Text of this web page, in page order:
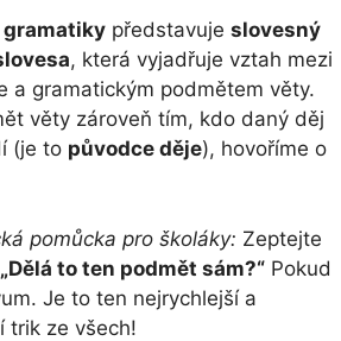
gramatiky představuje slovesný
, která vyjadřuje vztah mezi
a gramatickým podmětem věty.
věty zároveň tím, kdo daný děj
(je to původce děje), hovoříme o
pomůcka pro školáky: Zeptejte
„Dělá to ten podmět sám?“ Pokud
Je to ten nejrychlejší a
trik ze všech!